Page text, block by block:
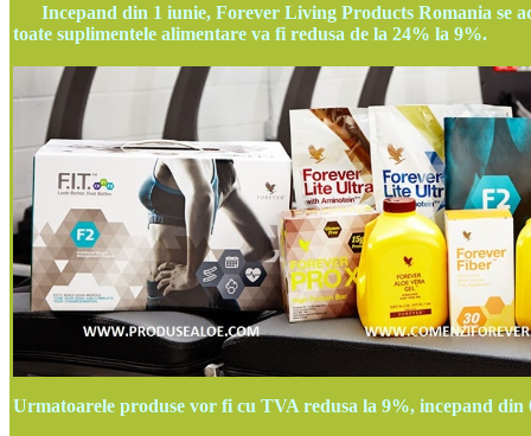
Incepand din 1 iunie, Forever Living Products Romania se
toate suplimentele alimentare va fi redusa de la 24% la 9%.
Urmatoarele produse vor fi cu TVA redusa la 9%, incepand din